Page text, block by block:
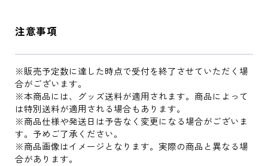
注意事項
※販売予定数に達した時点で受付を終了させていただく場
合がございます。
※本商品には、グッズ送料が適用されます。商品によって
は特別送料が適用される場合もあります。
※商品仕様や発送日は予告なく変更になる場合がございま
す。予めご了承ください。
※商品画像はイメージとなります。実際の商品と異なる場
合があります。